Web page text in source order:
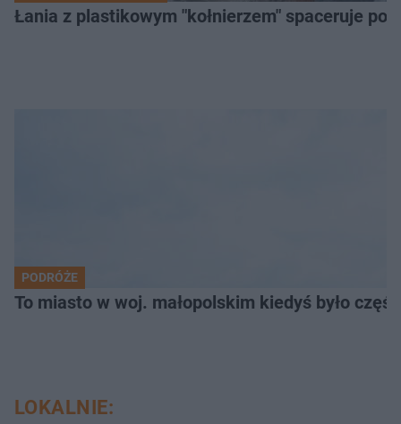
Łania z plastikowym "kołnierzem" spaceruje po
PODRÓŻE
To miasto w woj. małopolskim kiedyś było
LOKALNIE: